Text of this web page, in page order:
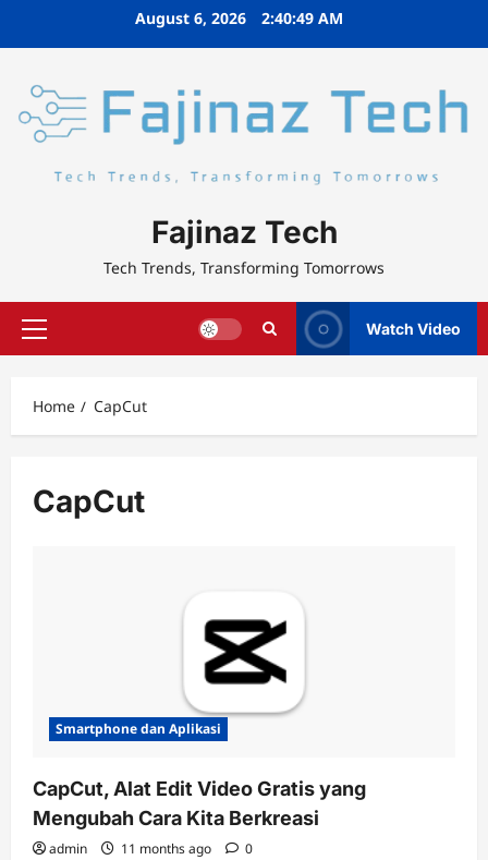
August 6, 2026 2:40:50 AM
Fajinaz Tech
Tech Trends, Transforming Tomorrows
Primary
Watch Video
Home CapCut
CapCut
Smartphone dan Aplikasi
CapCut, Alat Edit Video Gratis yang
Mengubah Cara Kita Berkreasi
admin 11 months ago 0